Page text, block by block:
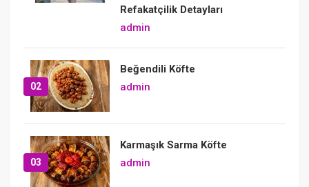
Refakatçilik Detayları
admin
02
Beğendili Köfte
admin
03
Karmaşık Sarma Köfte
admin